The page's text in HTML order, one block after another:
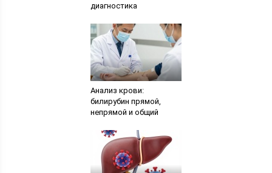
диагностика
Анализ крови:
билирубин прямой,
непрямой и общий